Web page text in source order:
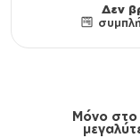
Δεν
Μόνο στο